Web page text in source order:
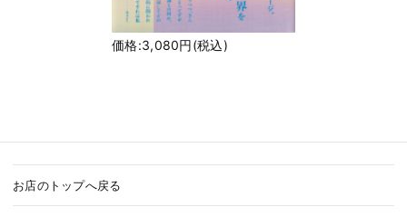
価格:3,080円(税込)
お店のトップへ戻る